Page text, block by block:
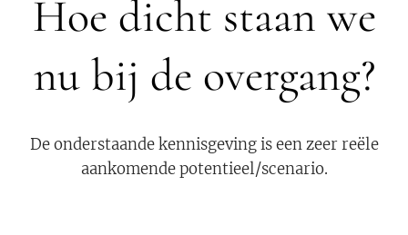
Hoe dicht staan we
nu bij de overgang?
De onderstaande kennisgeving is een zeer reële
aankomende potentieel/scenario.